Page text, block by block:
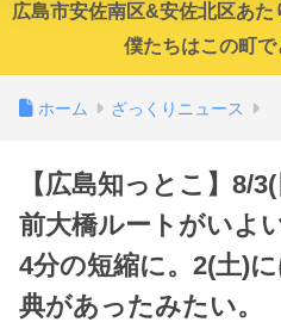
広島市安佐南区&安佐北区あた
僕たちはこの町で
ホーム ざっくりニュース
【広島知っとこ】8/
前大橋ルートがいよ
4分の短縮に。2(土)
典があったみたい。